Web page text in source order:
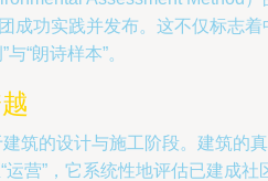
功实践并发布。这不仅标志
“朗诗样本”。
筑的设计与施工阶段。建筑的
营”，它系统性地评估已建成